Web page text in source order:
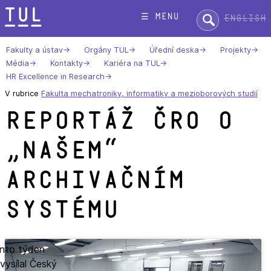
Přeskok
na
text
☰ menu Hledat:English
Fakulty a ústav Orgány TUL Úřední deska
Projekty
Média
Kontakty
Kariéra na TUL
HR Excellence in Research
V rubrice Fakulta mechatroniky, informatiky a mezioborových studií
Reportáž ČRo o
„našem“
archivačním
systému
týden
Český